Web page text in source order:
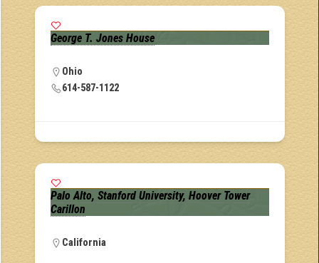
George T. Jones House
Ohio
614-587-1122
Palo Alto, Stanford University, Hoover Tower
Carillon
California